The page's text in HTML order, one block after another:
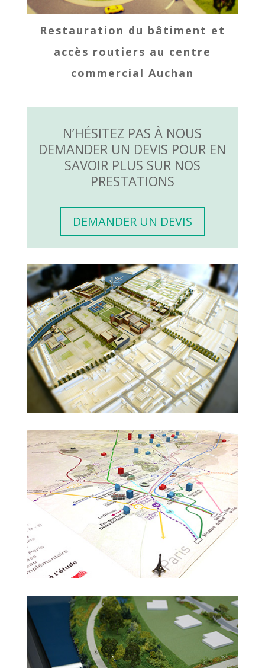
Restauration du bâtiment et
accès routiers au centre
commercial Auchan
N’HÉSITEZ PAS À NOUS
DEMANDER UN DEVIS POUR EN
SAVOIR PLUS SUR NOS
PRESTATIONS
DEMANDER UN DEVIS